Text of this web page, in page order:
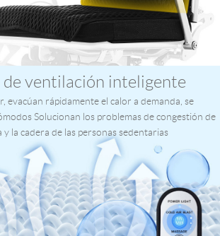
de ventilación inteligente
evacúan rápidamente el calor a demanda, se
Solucionan los problemas de congestión de
y la cadera de las personas sedentarias